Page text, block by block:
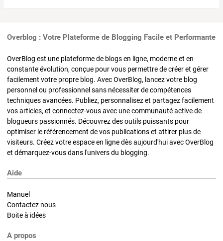
Overblog : Votre Plateforme de Blogging Facile et Performante
OverBlog est une plateforme de blogs en ligne, moderne et en
constante évolution, conçue pour vous permettre de créer et gérer
facilement votre propre blog. Avec OverBlog, lancez votre blog
personnel ou professionnel sans nécessiter de compétences
techniques avancées. Publiez, personnalisez et partagez facilement
vos articles, et connectez-vous avec une communauté active de
blogueurs passionnés. Découvrez des outils puissants pour
optimiser le référencement de vos publications et attirer plus de
visiteurs. Créez votre espace en ligne dès aujourd'hui avec OverBlog
et démarquez-vous dans l'univers du blogging.
Aide
Manuel
Contactez nous
Boite à idées
A propos